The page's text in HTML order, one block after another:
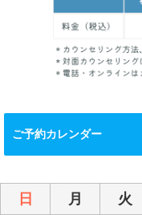
ご予約カレンダー
日
月 火